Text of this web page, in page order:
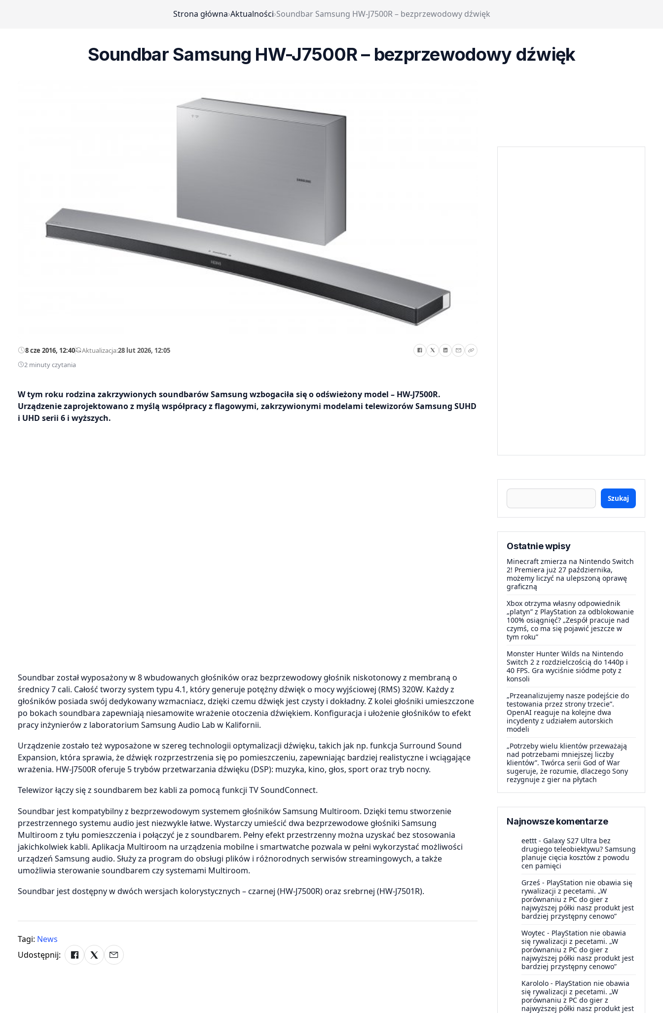
Strona główna›Aktualności›Soundbar Samsung HW-J7500R – bezprzewodowy dźwięk
Soundbar Samsung HW-J7500R – bezprzewodowy dźwięk
8 cze 2016, 12:40—Aktualizacja:28 lut 2026, 12:05
2 minuty czytania
W tym roku rodzina zakrzywionych soundbarów Samsung wzbogaciła się o odświeżony model – HW-J7500R.
Urządzenie zaprojektowano z myślą współpracy z flagowymi, zakrzywionymi modelami telewizorów Samsung SUHD
i UHD serii 6 i wyższych.
Soundbar został wyposażony w 8 wbudowanych głośników oraz bezprzewodowy głośnik niskotonowy z membraną o
średnicy 7 cali. Całość tworzy system typu 4.1, który generuje potężny dźwięk o mocy wyjściowej (RMS) 320W. Każdy z
głośników posiada swój dedykowany wzmacniacz, dzięki czemu dźwięk jest czysty i dokładny. Z kolei głośniki umieszczone
po bokach soundbara zapewniają niesamowite wrażenie otoczenia dźwiękiem. Konfiguracja i ułożenie głośników to efekt
pracy inżynierów z laboratorium Samsung Audio Lab w Kalifornii.
Urządzenie zostało też wyposażone w szereg technologii optymalizacji dźwięku, takich jak np. funkcja Surround Sound
Expansion, która sprawia, że dźwięk rozprzestrzenia się po pomieszczeniu, zapewniając bardziej realistyczne i wciągające
wrażenia. HW-J7500R oferuje 5 trybów przetwarzania dźwięku (DSP): muzyka, kino, głos, sport oraz tryb nocny.
Telewizor łączy się z soundbarem bez kabli za pomocą funkcji TV SoundConnect.
Soundbar jest kompatybilny z bezprzewodowym systemem głośników Samsung Multiroom. Dzięki temu stworzenie
przestrzennego systemu audio jest niezwykle łatwe. Wystarczy umieścić dwa bezprzewodowe głośniki Samsung
Multiroom z tyłu pomieszczenia i połączyć je z soundbarem. Pełny efekt przestrzenny można uzyskać bez stosowania
jakichkolwiek kabli. Aplikacja Multiroom na urządzenia mobilne i smartwatche pozwala w pełni wykorzystać możliwości
urządzeń Samsung audio. Służy za program do obsługi plików i różnorodnych serwisów streamingowych, a także
umożliwia sterowanie soundbarem czy systemami Multiroom.
Soundbar jest dostępny w dwóch wersjach kolorystycznych – czarnej (HW-J7500R) oraz srebrnej (HW-J7501R).
Tagi: News
Udostępnij:
Szukaj
Ostatnie wpisy
Minecraft zmierza na Nintendo Switch
2! Premiera już 27 października,
możemy liczyć na ulepszoną oprawę
graficzną
Xbox otrzyma własny odpowiednik
„platyn” z PlayStation za odblokowanie
100% osiągnięć? „Zespół pracuje nad
czymś, co ma się pojawić jeszcze w
tym roku”
Monster Hunter Wilds na Nintendo
Switch 2 z rozdzielczością do 1440p i
40 FPS. Gra wyciśnie siódme poty z
konsoli
„Przeanalizujemy nasze podejście do
testowania przez strony trzecie”.
OpenAI reaguje na kolejne dwa
incydenty z udziałem autorskich
modeli
„Potrzeby wielu klientów przeważają
nad potrzebami mniejszej liczby
klientów”. Twórca serii God of War
sugeruje, że rozumie, dlaczego Sony
rezygnuje z gier na płytach
Najnowsze komentarze
eettt - Galaxy S27 Ultra bez
drugiego teleobiektywu? Samsung
planuje cięcia kosztów z powodu
cen pamięci
Grześ - PlayStation nie obawia się
rywalizacji z pecetami. „W
porównaniu z PC do gier z
najwyższej półki nasz produkt jest
bardziej przystępny cenowo”
Woytec - PlayStation nie obawia
się rywalizacji z pecetami. „W
porównaniu z PC do gier z
najwyższej półki nasz produkt jest
bardziej przystępny cenowo”
Karololo - PlayStation nie obawia
się rywalizacji z pecetami. „W
porównaniu z PC do gier z
najwyższej półki nasz produkt jest